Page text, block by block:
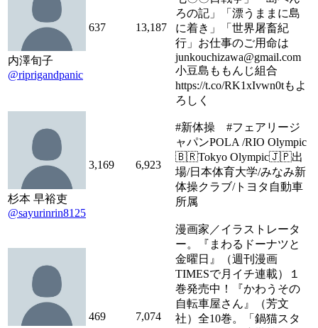
内澤旬子
@riprigandpanic
637 13,187
ろの記」「漂うままに島
に着き」「世界屠畜紀
行」お仕事のご用命は
junkouchizawa@gmail.com
小豆島ももんじ組合
https://t.co/RK1xIvwn0tもよ
ろしく
杉本 早裕吏
@sayurinrin8125
3,169 6,923
#新体操 #フェアリージ
ャパンPOLA /RIO Olympic
🇧🇷Tokyo Olympic🇯🇵出
場/日本体育大学/みなみ新
体操クラブ/トヨタ自動車
所属
469 7,074
漫画家／イラストレータ
ー。『まわるドーナツと
金曜日』（週刊漫画
TIMESで月イチ連載）１
巻発売中！『かわうその
自転車屋さん』（芳文
社）全10巻。「鍋猫スタ